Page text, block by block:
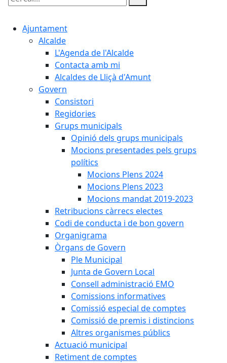
Cercar:
Ajuntament
Alcalde
L'Agenda de l'Alcalde
Contacta amb mi
Alcaldes de Lliçà d'Amunt
Govern
Consistori
Regidories
Grups municipals
Opinió dels grups municipals
Mocions presentades pels grups
polítics
Mocions Plens 2024
Mocions Plens 2023
Mocions mandat 2019-2023
Retribucions càrrecs electes
Codi de conducta i de bon govern
Organigrama
Òrgans de Govern
Ple Municipal
Junta de Govern Local
Consell administració EMO
Comissions informatives
Comissió especial de comptes
Comissió de premis i distincions
Altres organismes públics
Actuació municipal
Retiment de comptes